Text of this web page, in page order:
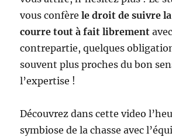
vous confèrele droit de suivre la
courre tout à fait librement
contrepartie, quelques
souvent plus proches du bon
l’expertise !
Découvrez dans cette video
symbiose de la chasse avec